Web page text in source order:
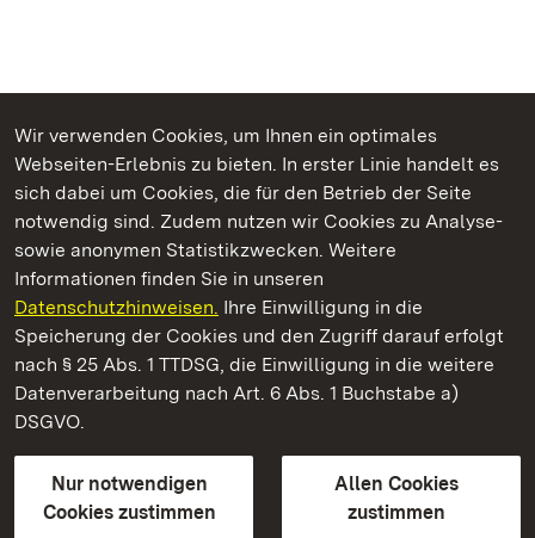
Wir verwenden Cookies, um Ihnen ein optimales
Webseiten-Erlebnis zu bieten. In erster Linie handelt es
sich dabei um Cookies, die für den Betrieb der Seite
notwendig sind. Zudem nutzen wir Cookies zu Analyse-
sowie anonymen Statistikzwecken. Weitere
Informationen finden Sie in unseren
Datenschutzhinweisen. Ihre Einwilligung in die
Speicherung der Cookies und den Zugriff darauf erfolgt
nach § 25 Abs. 1 TTDSG, die Einwilligung in die weitere
Datenverarbeitung nach Art. 6 Abs. 1 Buchstabe a)
DSGVO.
Nur notwendigen
Cookies zustimmen
Allen Cookies
zustimmen
Kommen. Staunen. Genießen.
Kloster Hirsau
Staatliche Schlösser und Gärten Baden-Württemberg
Kontakt
GebärdenspracheLeichte Sprache
Erklärung zur Barrierefreiheit
BITV-konform (geprüfte Seiten)